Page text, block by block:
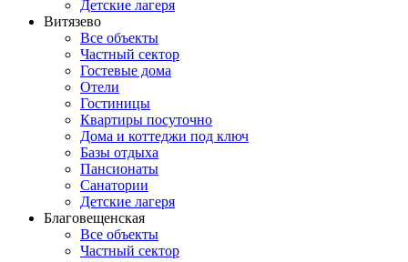
Детские лагеря
Витязево
Все объекты
Частный сектор
Гостевые дома
Отели
Гостиницы
Квартиры посуточно
Дома и коттеджи под ключ
Базы отдыха
Пансионаты
Санатории
Детские лагеря
Благовещенская
Все объекты
Частный сектор